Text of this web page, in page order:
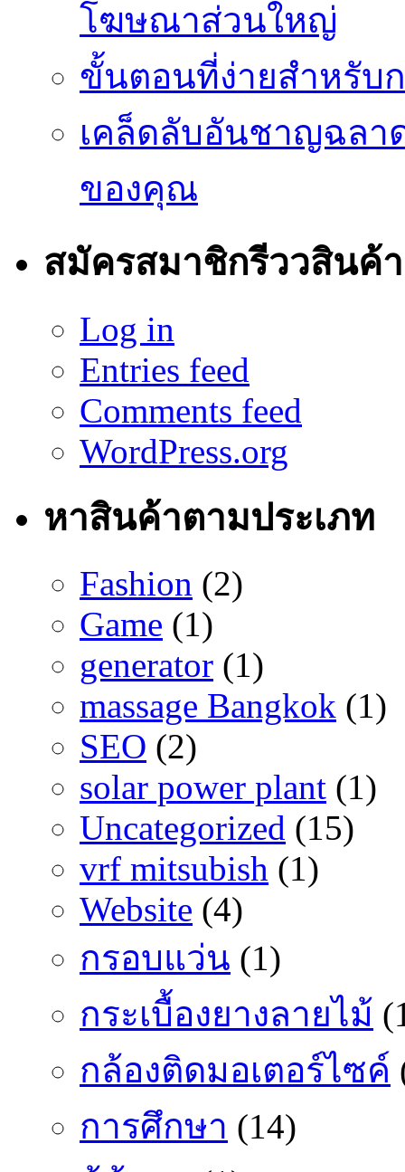
โฆษณาส่วนใหญ่
ขั้นตอนที่ง่ายสำหรับ
เคล็ดลับอันชาญฉลา
ของคุณ
สมัครสมาชิกรีววสินค้า
Log in
Entries feed
Comments feed
WordPress.org
หาสินค้าตามประเภท
Fashion (2)
Game (1)
generator (1)
massage Bangkok (1)
SEO (2)
solar power plant (1)
Uncategorized (15)
vrf mitsubish (1)
Website (4)
กรอบแว่น (1)
กระเบื้องยางลายไม้
กล้องติดมอเตอร์ไซค์
การศึกษา (14)